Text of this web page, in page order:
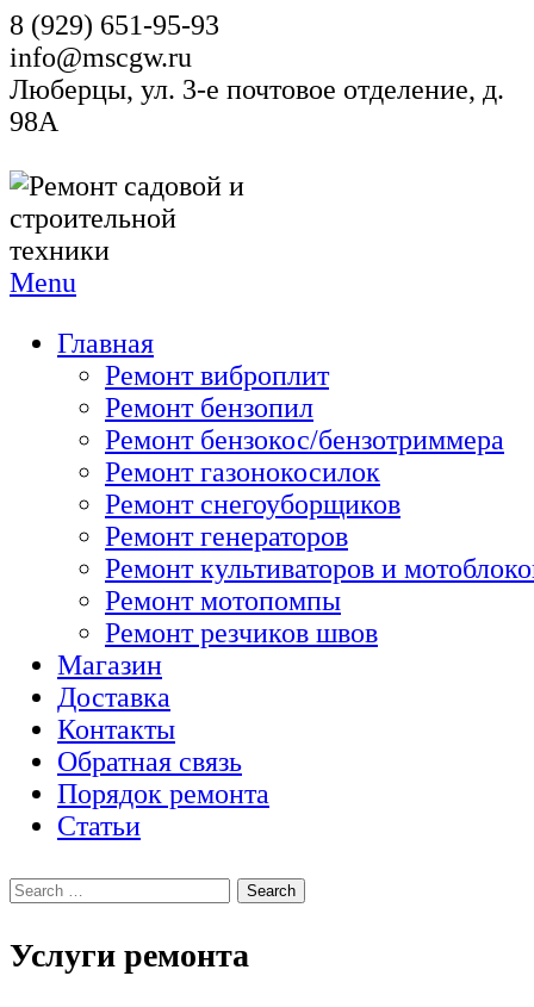
8 (929) 651-95-93
info@mscgw.ru
Люберцы, ул. 3-е почтовое отделение, д.
98А
Menu
Главная
Ремонт виброплит
Ремонт бензопил
Ремонт бензокос/бензотриммера
Ремонт газонокосилок
Ремонт снегоуборщиков
Ремонт генераторов
Ремонт культиваторов и
Ремонт мотопомпы
Ремонт резчиков швов
Магазин
Доставка
Контакты
Обратная связь
Порядок ремонта
Статьи
Услуги ремонта